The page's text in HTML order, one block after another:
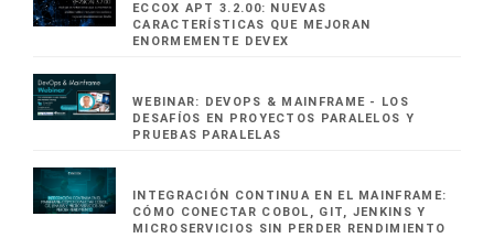
ECCOX APT 3.2.00: NUEVAS
CARACTERÍSTICAS QUE MEJORAN
ENORMEMENTE DEVEX
WEBINAR: DEVOPS & MAINFRAME - LOS
DESAFÍOS EN PROYECTOS PARALELOS Y
PRUEBAS PARALELAS
INTEGRACIÓN CONTINUA EN EL MAINFRAME:
CÓMO CONECTAR COBOL, GIT, JENKINS Y
MICROSERVICIOS SIN PERDER RENDIMIENTO